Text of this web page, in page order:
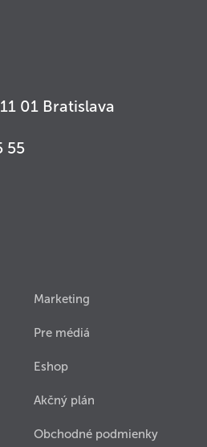
01 Bratislava
55
Marketing
Pre médiá
Eshop
Akčný plán
Obchodné podmienky